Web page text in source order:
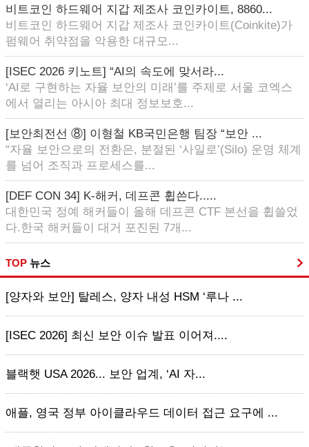
비트코인 하드웨어 지갑 제조사 코인카이트, 8860...
비트코인 하드웨어 지갑 제조사 코인카이트(Coinkite)가
펌웨어 취약점을 악용한 대규모...
[ISEC 2026 키노트] “AI의 속도에 맞서라...
‘AI로 구현하는 자율 보안의 미래’를 주제로 서울 코엑스
에서 열리는 아시아 최대 정보보호...
[보안최전선 ⑧] 이형철 KB국민은행 팀장 “보안 ...
“자율 보안으로의 전환은, 분절된 ‘사일로’(Silo) 운영 체계
를 넘어 조직과 프로세스를...
[DEF CON 34] K-해커, 데프콘 휩쓴다.....
대한민국 정예 해커들이 올해 데프콘 CTF 본선을 휩쓸었
다.한국 해커들이 대거 포진된 7개...
TOP 뉴스
[양자와 보안] 탈레스, 양자 내성 HSM ‘루나 ...
[ISEC 2026] 최신 보안 이슈 발표 이어져....
블랙햇 USA 2026... 보안 업계, ‘AI 자...
애플, 영국 정부 아이클라우드 데이터 접근 요구에 ...